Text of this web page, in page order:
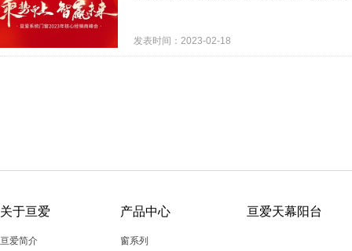
发表时间：2023-02-18
关于亘爱
亘爱简介
产品中心
窗系列
亘爱天幕阳台